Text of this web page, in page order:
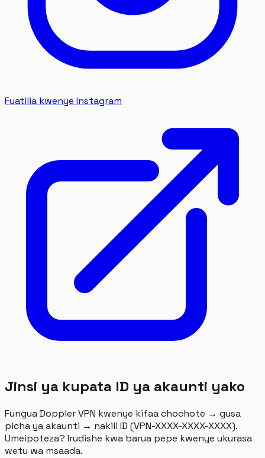
Fuatilia kwenye Instagram
Jinsi ya kupata ID ya akaunti yako
Fungua Doppler VPN kwenye kifaa chochote → gusa
picha ya akaunti → nakili ID (VPN-XXXX-XXXX-XXXX).
Umeipoteza? Irudishe kwa barua pepe kwenye ukurasa
wetu wa msaada.